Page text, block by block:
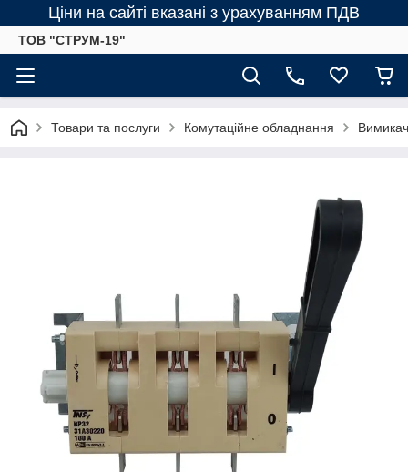
Ціни на сайті вказані з урахуванням ПДВ
ТОВ "СТРУМ-19"
Товари та послуги Комутаційне обладнання